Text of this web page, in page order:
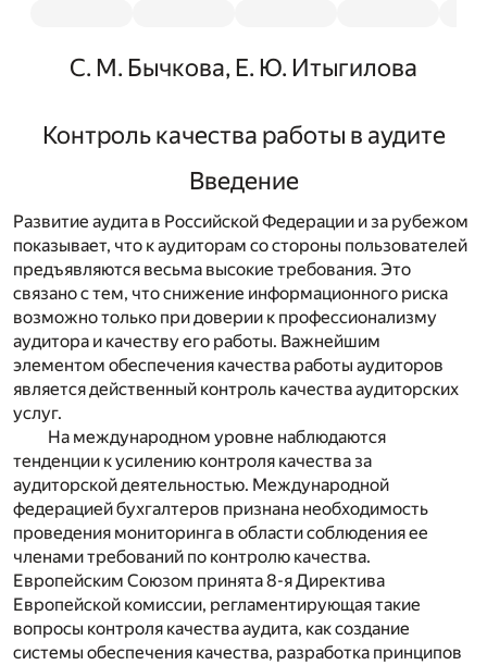
С. М. Бычкова, Е. Ю. Итыгилова
Контроль качества работы в аудите
Введение
Развитие аудита в Российской Федерации и за рубежом
показывает, что к аудиторам со стороны пользователей
предъявляются весьма высокие требования. Это
связано с тем, что снижение информационного риска
возможно только при доверии к профессионализму
аудитора и качеству его работы. Важнейшим
элементом обеспечения качества работы аудиторов
является действенный контроль качества аудиторских
услуг.
На международном уровне наблюдаются
тенденции к усилению контроля качества за
аудиторской деятельностью. Международной
федерацией бухгалтеров признана необходимость
проведения мониторинга в области соблюдения ее
членами требований по контролю качества.
Европейским Союзом принята 8-я Директива
Европейской комиссии, регламентирующая такие
вопросы контроля качества аудита, как создание
системы обеспечения качества, разработка принципов